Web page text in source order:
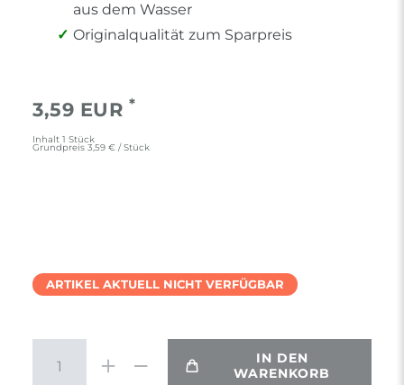
aus dem Wasser
Originalqualität zum Sparpreis
3,59 EUR *
Inhalt 1 Stück
Grundpreis 3,59 € / Stück
ARTIKEL AKTUELL NICHT VERFÜGBAR
IN DEN
WARENKORB